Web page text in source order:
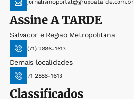
jornalismoportal@grupoatarde.com.br
AssineA TARDE
Salvador e Região Metropolitana
(71) 2886-1613
Demais localidades
71 2886-1613
Classificados